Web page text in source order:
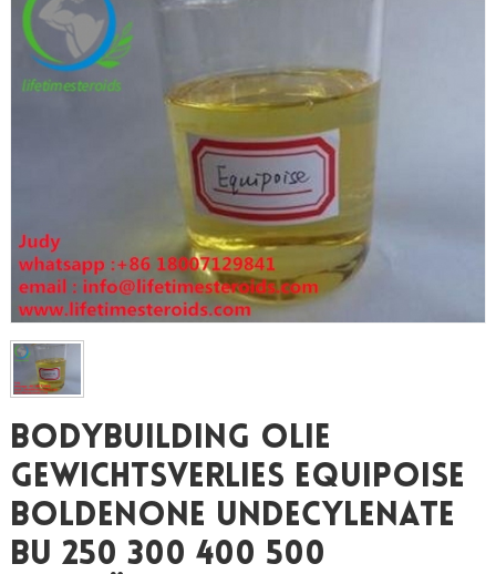
Bodybuilding Olie
Gewichtsverlies Equipoise
Boldenone Undecylenate
BU 250 300 400 500